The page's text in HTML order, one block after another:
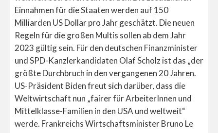
Einnahmen für die Staaten werden auf 150
Milliarden US Dollar pro Jahr geschätzt. Die neuen
Regeln für die großen Multis sollen ab dem Jahr
2023 gültig sein. Für den deutschen Finanzminister
und SPD-Kanzlerkandidaten Olaf Scholz ist das „der
größte Durchbruch in den vergangenen 20 Jahren.
US-Präsident Biden freut sich darüber, dass die
Weltwirtschaft nun „fairer für ArbeiterInnen und
Mittelklasse-Familien in den USA und weltweit“
werde. Frankreichs Wirtschaftsminister Bruno Le